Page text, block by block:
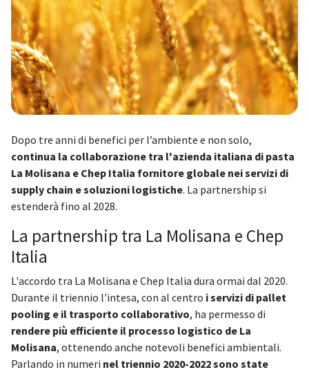
Dopo tre anni di benefici per l’ambiente e non solo,
continua la collaborazione tra l'azienda italiana di pasta
La Molisana e Chep Italia fornitore globale nei servizi di
supply chain e soluzioni logistiche. La partnership si
estenderà fino al 2028.
La partnership tra La Molisana e Chep
Italia
L'accordo tra La Molisana e Chep Italia dura ormai dal 2020.
Durante il triennio l'intesa, con al centro i servizi di pallet
pooling e il trasporto collaborativo, ha permesso di
rendere più efficiente il processo logistico de La
Molisana, ottenendo anche notevoli benefici ambientali.
Parlando in numeri nel triennio 2020-2022 sono state